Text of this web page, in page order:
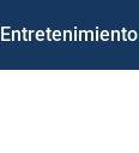
Entretenimiento